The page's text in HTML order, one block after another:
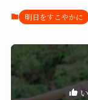
明日をすこやかに
い